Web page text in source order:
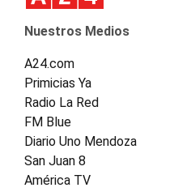
Nuestros Medios
A24.com
Primicias Ya
Radio La Red
FM Blue
Diario Uno Mendoza
San Juan 8
América TV